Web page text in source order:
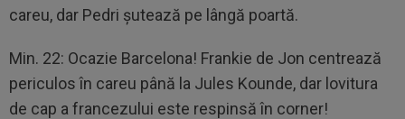
careu, dar Pedri șutează pe lângă poartă.
Min. 22: Ocazie Barcelona! Frankie de Jon centrează
periculos în careu până la Jules Kounde, dar lovitura
de cap a francezului este respinsă în corner!